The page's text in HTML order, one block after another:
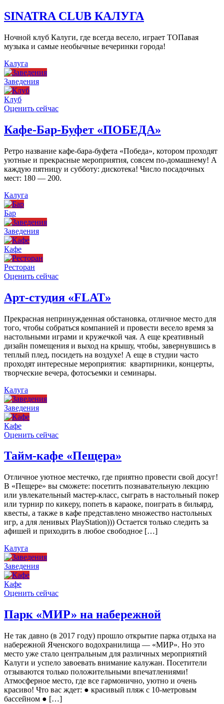
SINATRA CLUB КАЛУГА
Ночной клуб Калуги, где всегда весело, играет ТОПавая
музыка и самые необычные вечеринки города!
Калуга
Заведения
Клуб
Оценить сейчас
Кафе-Бар-Буфет «ПОБЕДА»
Ретро название кафе-бара-буфета «Победа», котором проходят
уютные и прекрасные мероприятия, совсем по-домашнему! А
каждую пятницу и субботу: дискотека! Число посадочных
мест: 180 — 200.
Калуга
Бар
Заведения
Кафе
Ресторан
Оценить сейчас
Арт-студия «FLAT»
Прекрасная непринужденная обстановка, отличное место для
того, чтобы собраться компанией и провести весело время за
настольными играми и кружечкой чая. А еще креативный
дизайн помещения и выход на крышу, чтобы, завернувшись в
теплый плед, посидеть на воздухе! А еще в студии часто
проходят интересные мероприятия: квартирники, концерты,
творческие вечера, фотосъемки и семинары.
Калуга
Заведения
Кафе
Оценить сейчас
Тайм-кафе «Пещера»
Отличное уютное местечко, где приятно провести свой досуг!
В «Пещере» вы сможете: посетить познавательную лекцию
или увлекательный мастер-класс, сыграть в настольный покер
или турнир по кикеру, попеть в караоке, поиграть в бильярд,
квесты, а также в кафе представлено множество настольных
игр, а для ленивых PlayStation))) Остается только следить за
афишей и приходить в любое свободное […]
Калуга
Заведения
Кафе
Оценить сейчас
Парк «МИР» на набережной
Не так давно (в 2017 году) прошло открытие парка отдыха на
набережной Яченского водохранилища — «МИР». Но это
место уже стало центральным для различных мероприятий
Калуги и успело завоевать внимание калужан. Посетители
отзываются только положительными впечатлениями!
Атмосферное место, где все гармонично, уютно и очень
красиво! Что вас ждет: ● красивый пляж с 10-метровым
бассейном ● […]